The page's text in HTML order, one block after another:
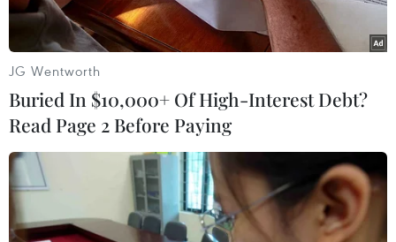
#Thiết bị an ninh
#Đông Phong-26
#Tên lửa đạn đạo Đông Phong-26
#Tên lửa DF-26
#Tin tức hot
#VietnamPlus Trung Quốc
JG Wentworth
Buried In $10,000+ Of High-Interest Debt?
Read Page 2 Before Paying